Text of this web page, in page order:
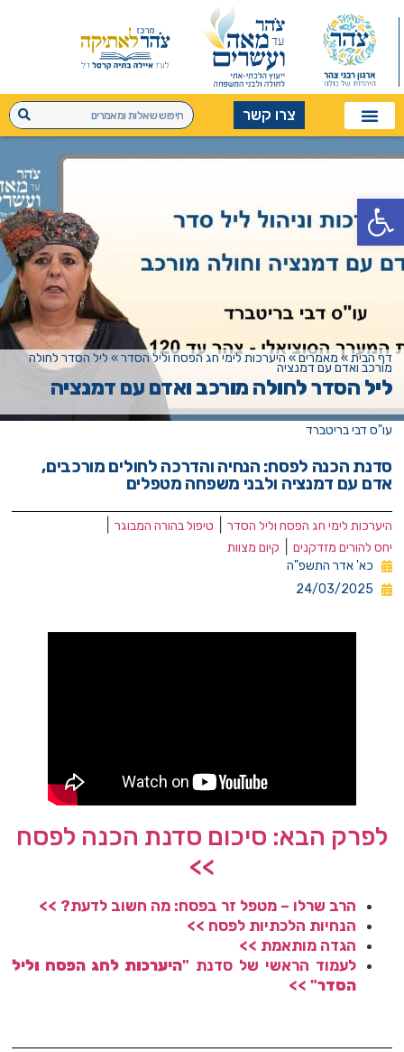
פתח סרגל נגישות
צרו קשר
דף הבית» מאמרים»היערכות לימי חג הפסח וליל הסדר» ליל הסדר לחולה
מורכב ואדם עם דמנציה
ליל הסדר לחולה מורכב ואדם עם דמנציה
עו"ס דבי בריטברד
סדנת הכנה לפסח: הנחיה והדרכה לחולים מורכבים,
אדם עם דמנציה ולבני משפחה מטפלים
היערכות לימי חג הפסח וליל הסדר טיפול בהורה המבוגר
יחס להורים מזדקנים
קיום מצוות
כא' אדר התשפ"ה
24/03/2025
לפרק הבא: סיכום סדנת הכנה לפסח
>>
הרב שרלו – מטפל זר בפסח: מה חשוב לדעת? >>
הנחיות הלכתיות לפסח >>
הגדה מותאמת >>
לעמוד הראשי של סדנת "היערכות לחג הפסח וליל
הסדר" >>